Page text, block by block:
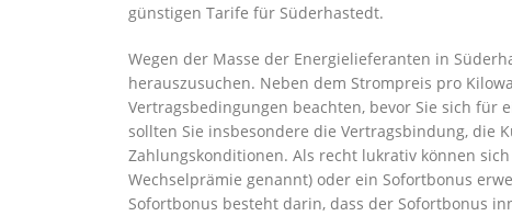
günstigen Tarife für Süderhastedt.
Wegen der Masse der Energielieferanten in
herauszusuchen. Neben dem Strompreis pro
Vertragsbedingungen beachten, bevor Sie sich
sollten Sie insbesondere die Vertragsbindung, die
Zahlungskonditionen. Als recht lukrativ können
Wechselprämie genannt) oder ein Sofortbonus
Sofortbonus besteht darin, dass der Sofortbonus